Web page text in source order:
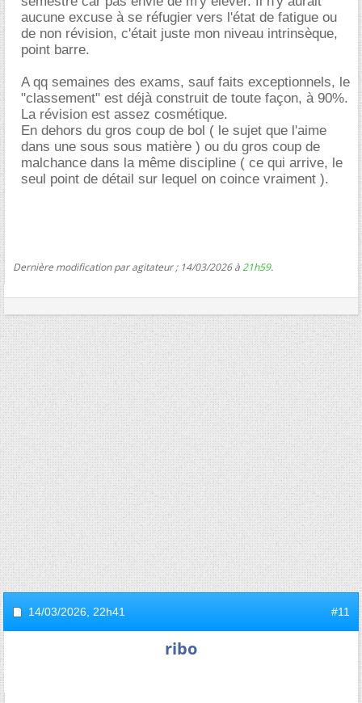
aucune excuse à se réfugier vers l'état de fatigue ou
de non révision, c'était juste mon niveau intrinsèque,
point barre.
A qq semaines des exams, sauf faits exceptionnels, le
"classement" est déjà construit de toute façon, à 90%.
La révision est assez cosmétique.
En dehors du gros coup de bol ( le sujet que l'aime
dans une sous sous matière ) ou du gros coup de
malchance dans la même discipline ( ce qui arrive, le
seul point de détail sur lequel on coince vraiment ).
Dernière modification par agitateur ; 14/03/2026 à21h59.
14/03/2026, 22h41 #11
ribo